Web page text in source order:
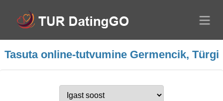
Tasuta online-tutvumine Germencik, Türgi